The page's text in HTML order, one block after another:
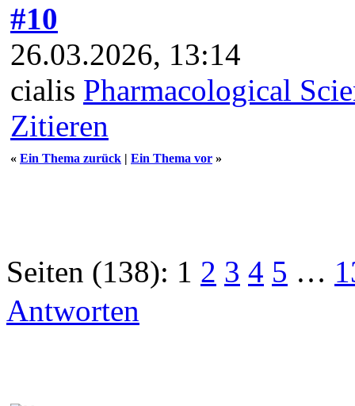
#10
26.03.2026, 13:14
cialis Pharmacological
Zitieren
« Ein Thema zurück | Ein Thema vor »
Seiten (138): 1 2 3 4 5 …
Antworten